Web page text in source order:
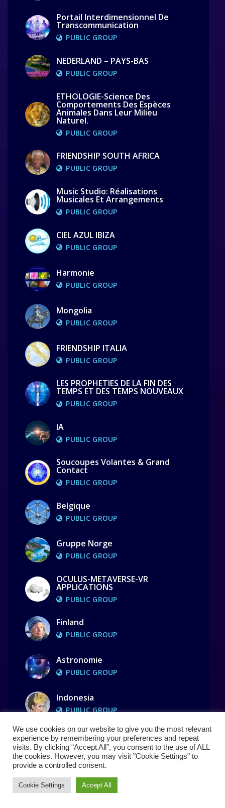
Portail Interdimensionnel De
Transcommunication
PUBLIC GROUP
NEDERLAND – PAYS-BAS
PUBLIC GROUP
ETHOLOGIE-Science Des
Comportements Des Espèces
Animales Dans Leur Milieu
Naturel.
PUBLIC GROUP
FRIENDSHIP SOUTH AFRICA
PUBLIC GROUP
Music Studio: Réalisations
Musicales Et Arrangements
PUBLIC GROUP
CIEL AZUL IBIZA
PUBLIC GROUP
Harmonie
PUBLIC GROUP
Mongolia
PUBLIC GROUP
FRIENDSHIP ITALIA
PUBLIC GROUP
LES PROPHETIES DE LA FIN DES
TEMPS ET DES TEMPS NOUVEAUX
PUBLIC GROUP
IA
PUBLIC GROUP
Soucoupes Volantes & Grand
Contact
PUBLIC GROUP
Belgique
PUBLIC GROUP
Gruppe Norge
PUBLIC GROUP
OCULUS-METAVERSE-VR
APPLICATIONS
PUBLIC GROUP
Finland
PUBLIC GROUP
Astronomie
PUBLIC GROUP
Indonesia
PUBLIC GROUP
Ciel Azul Wellness
PUBLIC GROUP
PUBLIC GROUP
We use cookies on our website to give you the most relevant
experience by remembering your preferences and repeat
visits. By clicking “Accept All”, you consent to the use of ALL
the cookies. However, you may visit "Cookie Settings" to
provide a controlled consent.
Cookie Settings Accept All